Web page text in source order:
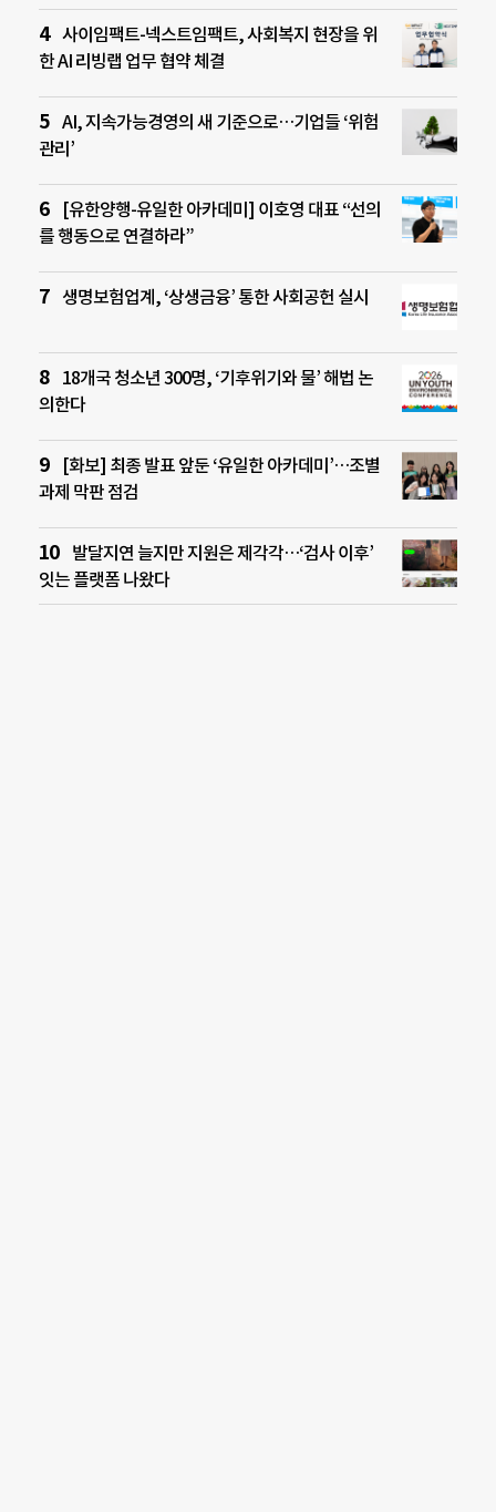
사이임팩트-넥스트임팩트, 사회복지 현장을 위
한 AI 리빙랩 업무 협약 체결
AI, 지속가능경영의 새 기준으로…기업들 ‘위험
관리’
[유한양행-유일한 아카데미] 이호영 대표 “선의
를 행동으로 연결하라”
생명보험업계, ‘상생금융’ 통한 사회공헌 실시
18개국 청소년 300명, ‘기후위기와 물’ 해법 논
의한다
[화보] 최종 발표 앞둔 ‘유일한 아카데미’…조별
과제 막판 점검
발달지연 늘지만 지원은 제각각…‘검사 이후’
잇는 플랫폼 나왔다